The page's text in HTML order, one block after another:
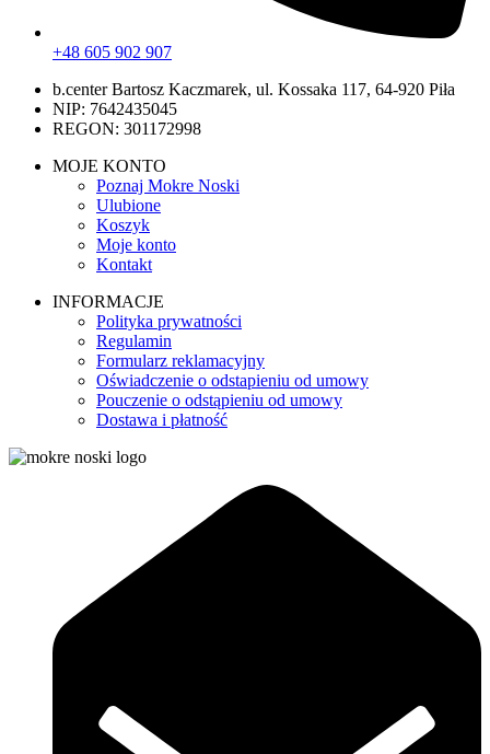
+48 605 902 907
b.center Bartosz Kaczmarek, ul. Kossaka 117, 64-920 Piła
NIP: 7642435045
REGON: 301172998
MOJE KONTO
Poznaj Mokre Noski
Ulubione
Koszyk
Moje konto
Kontakt
INFORMACJE
Polityka prywatności
Regulamin
Formularz reklamacyjny
Oświadczenie o odstapieniu od umowy
Pouczenie o odstąpieniu od umowy
Dostawa i płatność